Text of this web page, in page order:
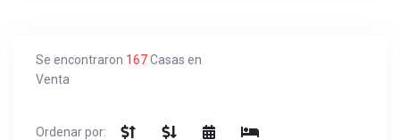
Se encontraron 167Casas en
Venta
Ordenar por: